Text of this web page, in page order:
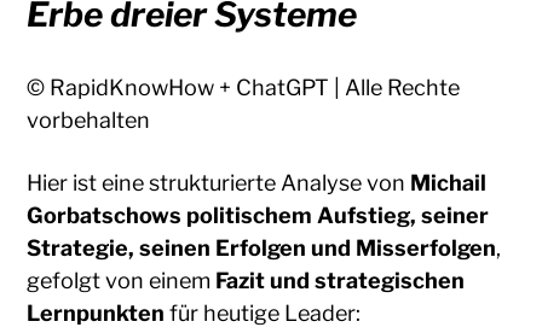
Erbe dreier Systeme
© RapidKnowHow + ChatGPT | Alle Rechte
vorbehalten
Hier ist eine strukturierte Analyse von Michail
Gorbatschows politischem Aufstieg, seiner
Strategie, seinen Erfolgen und Misserfolgen,
gefolgt von einem Fazit und strategischen
Lernpunkten für heutige Leader: